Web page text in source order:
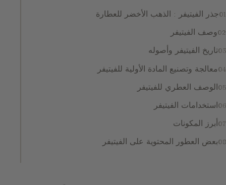
جذر الفيتيفر : الذهب الأخضر للعطارة
وصف الفيتيفر
تاريخ الفيتيفر وأصوله
معالجة وتصنيع المادة الأولية للفيتيفر
الوصف العطري للفيتيفر
استخدامات الفيتيفر
أبرز المكونات
بعض العطور المحتوية على الفيتيفر